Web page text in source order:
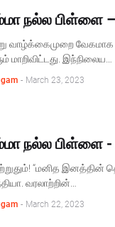
நல்ல பிள்ளை
வாழ்க்கைமுறை வேகமாக
இந்நிலைய…
- March 23, 2023
நல்ல
“மனித இனத்தின்
வரலாற்றின்…
- March 22, 2023